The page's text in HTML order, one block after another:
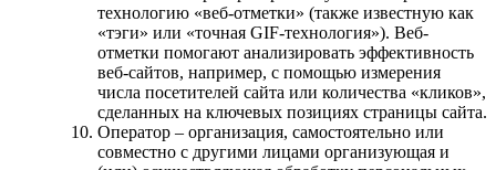
технологию «веб-отметки» (также известную как
«тэги» или «точная GIF-технология»). Веб-
отметки помогают анализировать эффективность
веб-сайтов, например, с помощью измерения
числа посетителей сайта или количества «кликов»,
сделанных на ключевых позициях страницы сайта.
Оператор – организация, самостоятельно или
совместно с другими лицами организующая и